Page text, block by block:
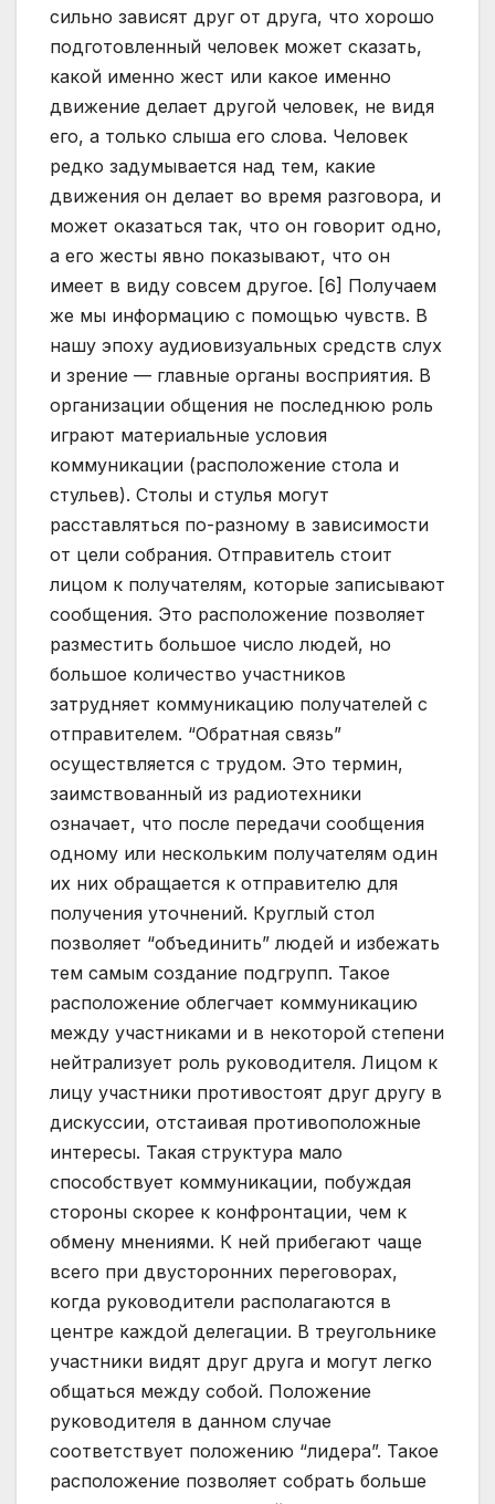
сильно зависят друг от друга, что хорошо
подготовленный человек может сказать,
какой именно жест или какое именно
движение делает другой человек, не видя
его, а только слыша его слова. Человек
редко задумывается над тем, какие
движения он делает во время разговора, и
может оказаться так, что он говорит одно,
а его жесты явно показывают, что он
имеет в виду совсем другое. [6] Получаем
же мы информацию с помощью чувств. В
нашу эпоху аудиовизуальных средств слух
и зрение — главные органы восприятия. В
организации общения не последнюю роль
играют материальные условия
коммуникации (расположение стола и
стульев). Столы и стулья могут
расставляться по-разному в зависимости
от цели собрания. Отправитель стоит
лицом к получателям, которые записывают
сообщения. Это расположение позволяет
разместить большое число людей, но
большое количество участников
затрудняет коммуникацию получателей с
отправителем. “Обратная связь”
осуществляется с трудом. Это термин,
заимствованный из радиотехники
означает, что после передачи сообщения
одному или нескольким получателям один
их них обращается к отправителю для
получения уточнений. Круглый стол
позволяет “объединить” людей и избежать
тем самым создание подгрупп. Такое
расположение облегчает коммуникацию
между участниками и в некоторой степени
нейтрализует роль руководителя. Лицом к
лицу участники противостоят друг другу в
дискуссии, отстаивая противоположные
интересы. Такая структура мало
способствует коммуникации, побуждая
стороны скорее к конфронтации, чем к
обмену мнениями. К ней прибегают чаще
всего при двусторонних переговорах,
когда руководители располагаются в
центре каждой делегации. В треугольнике
участники видят друг друга и могут легко
общаться между собой. Положение
руководителя в данном случае
соответствует положению “лидера”. Такое
расположение позволяет собрать больше